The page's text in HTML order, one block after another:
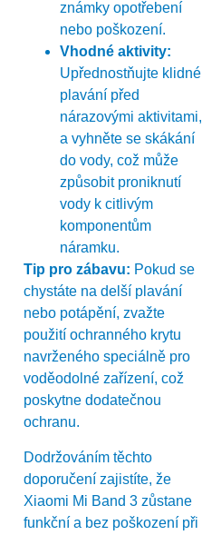
známky opotřebení
nebo poškození.
Vhodné aktivity:
Upřednostňujte klidné
plavání před
nárazovými aktivitami,
a vyhněte se skákání
do vody, což může
způsobit proniknutí
vody k citlivým
komponentům
náramku.
Tip pro zábavu: Pokud se
chystáte na delší plavání
nebo potápění, zvažte
použití ochranného krytu
navrženého speciálně pro
voděodolné zařízení, což
poskytne dodatečnou
ochranu.
Dodržováním těchto
doporučení zajistíte, že
Xiaomi Mi Band 3 zůstane
funkční a bez poškození při